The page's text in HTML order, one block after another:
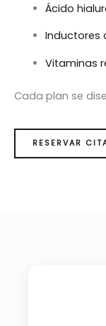
Ácido
Inductores
Vitaminas
Cada plan se
RESERVAR